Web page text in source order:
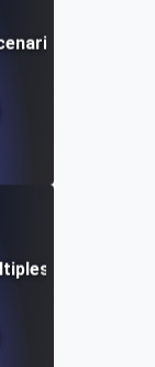
para
escenarios